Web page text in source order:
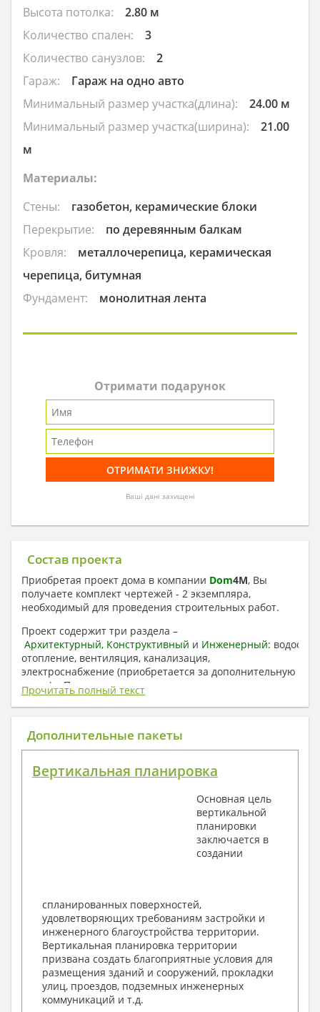
Высота потолка:
2.80 м
Количество спален:
3
Количество санузлов:
2
Гараж:
Гараж на одно авто
Минимальный размер участка(длина):
24.00 м
Минимальный размер участка(ширина):
21.00
м
Материалы:
Стены:
газобетон, керамические блоки
Перекрытие:
по деревянным балкам
Кровля:
металлочерепица, керамическая
черепица, битумная
Фундамент:
монолитная лента
Отримати подарунок
Ваші дані захищені
Состав проекта
Приобретая проект дома в компании Dom4M, Вы
получаете комплект чертежей - 2 экземпляра,
необходимый для проведения строительных работ.
Проект содержит три раздела –
Архитектурный, Конструктивный и Инженерный:
отопление, вентиляция, канализация,
электроснабжение (приобретается за дополнительную
плату) + Пояснительная записка.
1. Архитектурный раздел:
Общие данные по проекту
Поэтажные маркировочные планы с
Разрезы и состав конструкций
Фасады с ведомостью внешних отделок
Элементы проемов – спецификация
Ведомость перемычек – сечения и
Архитектурные узлы в конструкциях
2. Конструктивный раздел:
Общие данные по проекту
Схемы расположения и расчеты фундаментов
Элементы каркаса – схемы расположения
Схема расположения перекрытий
Опоры перекрытия на стены или Узлы
Прочитать полный текст
Дополнительные пакеты
Вертикальная планировка
Основная цель
вертикальной
планировки
заключается в
создании
спланированных поверхностей,
удовлетворяющих требованиям застройки и
инженерного благоустройства территории.
Вертикальная планировка территории
призвана создать благоприятные условия для
размещения зданий и сооружений, прокладки
улиц, проездов, подземных инженерных
коммуникаций и т.д.